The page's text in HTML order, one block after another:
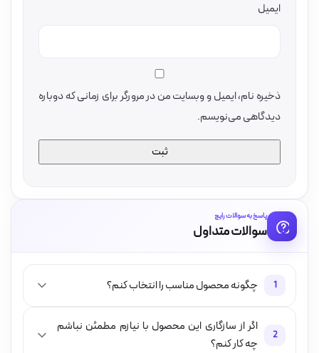
ایمیل
ذخیره نام، ایمیل و وبسایت من در مرورگر برای زمانی که دوباره
دیدگاهی می‌نویسم.
پاسخ به سوالات رایج
سوالات متداول
1 چگونه محصول مناسب را انتخاب کنم؟
2
اگر از سازگاری این محصول با نیازم مطمئن نباشم
چه کار کنم؟